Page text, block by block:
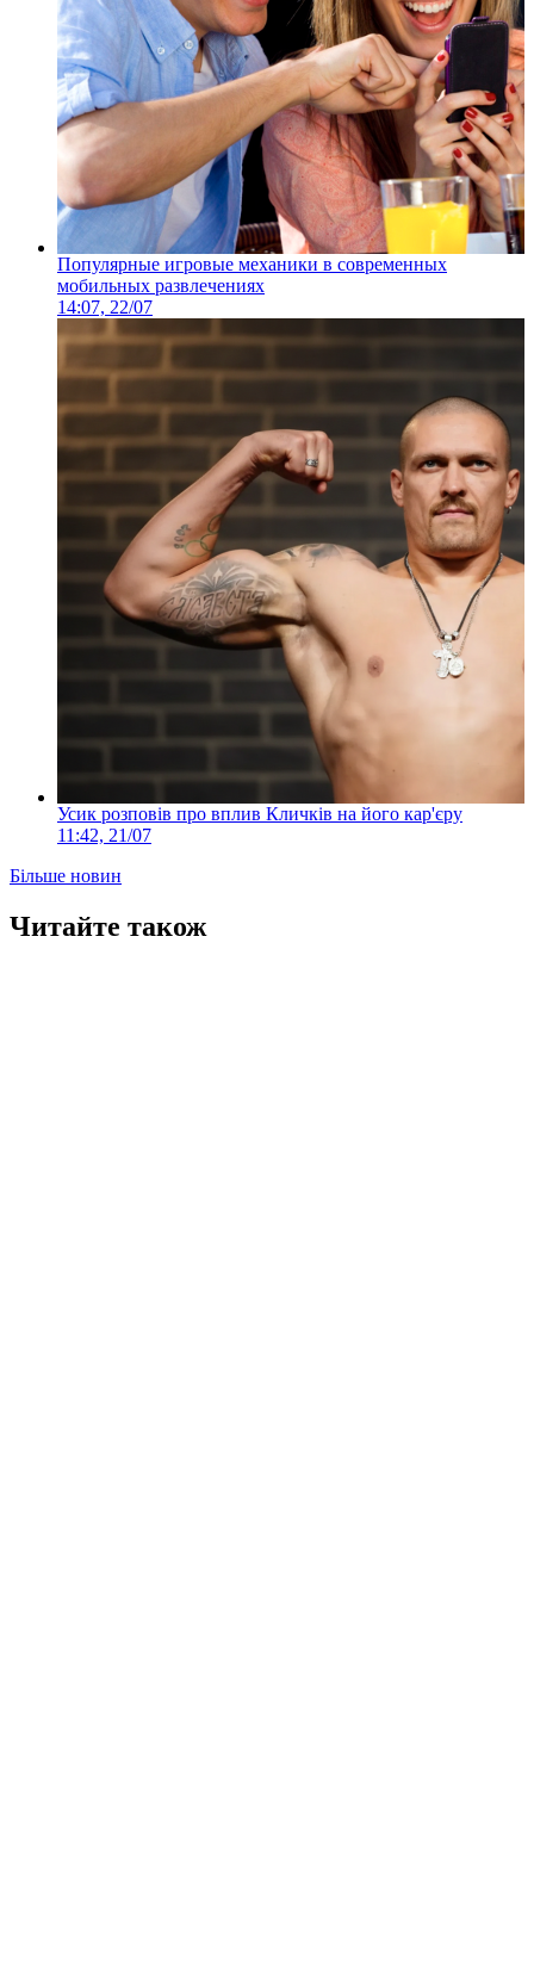
Популярные игровые механики в современных
мобильных развлечениях
14:07, 22/07
Усик розповів про вплив Кличків на його кар'єру
11:42, 21/07
Більше новин
Читайте також